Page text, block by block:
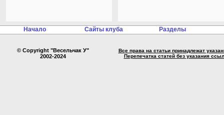
Начало Сайты клуба Разделы
© Copyright "Весельчак У"
2002-2024
Все права на статьи принадлежат
Перепечатка статей без указания